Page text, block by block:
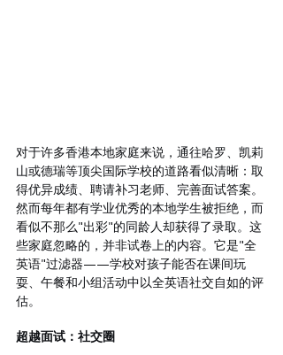
对于许多香港本地家庭来说，通往哈罗、凯莉
山或德瑞等顶尖国际学校的道路看似清晰：取
得优异成绩、聘请补习老师、完善面试答案。
然而每年都有学业优秀的本地学生被拒绝，而
看似不那么"出彩"的同龄人却获得了录取。这
些家庭忽略的，并非试卷上的内容。它是"全
英语"过滤器——学校对孩子能否在课间玩
耍、午餐和小组活动中以全英语社交自如的评
估。
超越面试：社交圈